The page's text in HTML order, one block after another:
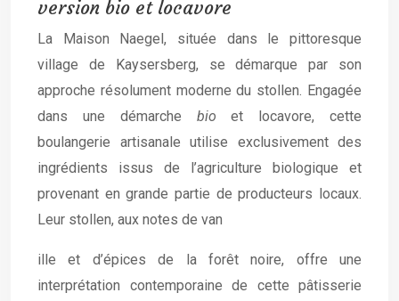
version bio et locavore
La Maison Naegel, située dans le pittoresque
village de Kaysersberg, se démarque par son
approche résolument moderne du stollen. Engagée
dans une démarche bioet locavore, cette
boulangerie artisanale utilise exclusivement des
ingrédients issus de l’agriculture biologique et
provenant en grande partie de producteurs locaux.
Leur stollen, aux notes de van
ille et d’épices de la forêt noire, offre une
interprétation contemporaine de cette pâtisserie